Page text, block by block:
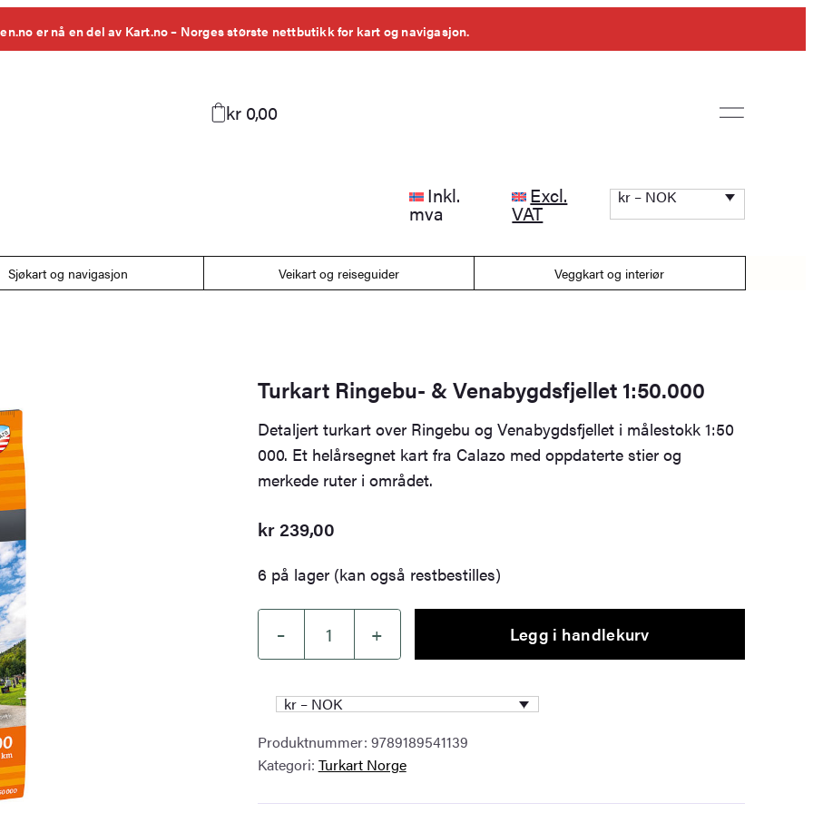
er nå en del av Kart.no – Norges største nettbutikk for kart og navigasjon.
kr 0,00
Inkl.
mva
Excl.
VAT
kr – NOK
Sjøkart og navigasjon Veikart og reiseguider Veggkart og interiør
Turkart Ringebu- & Venabygdsfjellet 1:50.000
Detaljert turkart over Ringebu og Venabygdsfjellet i målestokk 1:50
000. Et helårsegnet kart fra Calazo med oppdaterte stier og
merkede ruter i området.
kr239,00
6 på lager (kan også restbestilles)
–
Venabygdsfjellet
1:50.000
+ Legg i handlekurv
kr – NOK
Produktnummer: 9789189541139
Kategori: Turkart Norge